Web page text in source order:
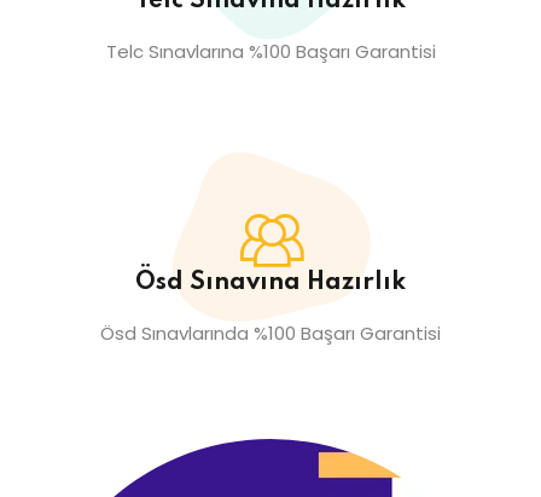
Telc Sınavlarına %100 Başarı Garantisi
Ösd Sınavına Hazırlık
Ösd Sınavlarında %100 Başarı Garantisi